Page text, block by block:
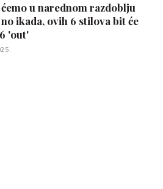
u narednom razdoblju
ikada, ovih 6 stilova bit će
'out'